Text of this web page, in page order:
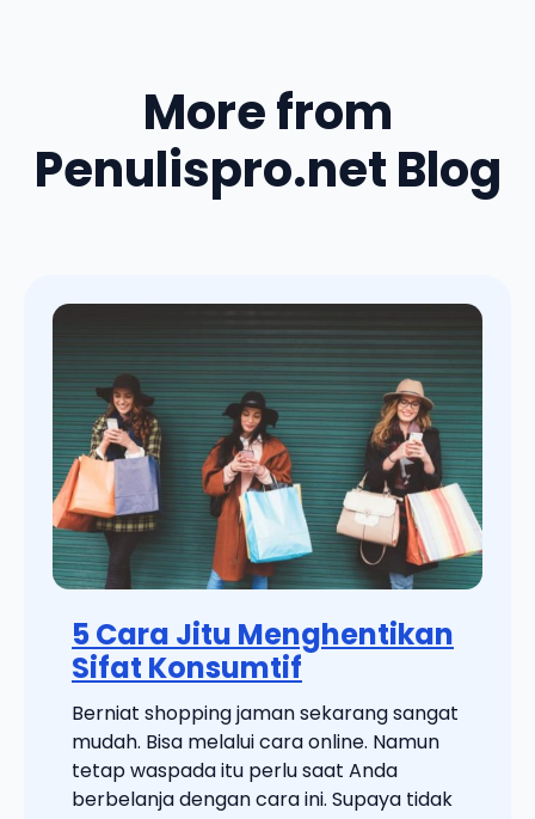
More from
Penulispro.net Blog
5 Cara Jitu Menghentikan
Sifat Konsumtif
Berniat shopping jaman sekarang sangat
mudah. Bisa melalui cara online. Namun
tetap waspada itu perlu saat Anda
berbelanja dengan cara ini. Supaya tidak